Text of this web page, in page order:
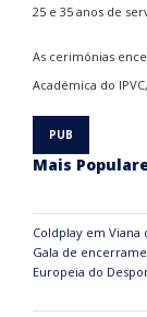
25 e 35 anos de
As cerimónias
Académica do
Mais
Coldplay em Viana
Gala de
Europeia do